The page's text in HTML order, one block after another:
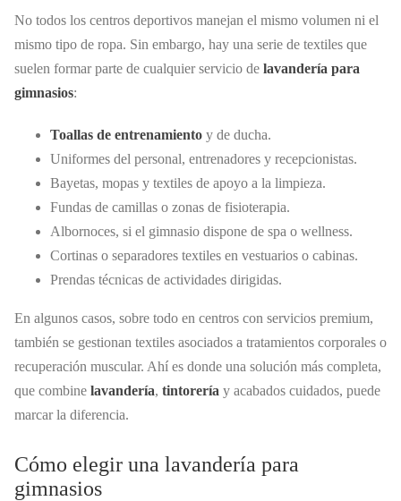
No todos los centros deportivos manejan el mismo volumen ni el
mismo tipo de ropa. Sin embargo, hay una serie de textiles que
suelen formar parte de cualquier servicio de lavandería para
gimnasios:
Toallas de entrenamiento y de ducha.
Uniformes del personal, entrenadores y recepcionistas.
Bayetas, mopas y textiles de apoyo a la limpieza.
Fundas de camillas o zonas de fisioterapia.
Albornoces, si el gimnasio dispone de spa o wellness.
Cortinas o separadores textiles en vestuarios o cabinas.
Prendas técnicas de actividades dirigidas.
En algunos casos, sobre todo en centros con servicios premium,
también se gestionan textiles asociados a tratamientos corporales o
recuperación muscular. Ahí es donde una solución más completa,
que combine lavandería, tintorería y acabados cuidados, puede
marcar la diferencia.
Cómo elegir una lavandería para
gimnasios